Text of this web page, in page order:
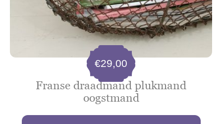
Franse draadmand plukmand
oogstmand
€29,00